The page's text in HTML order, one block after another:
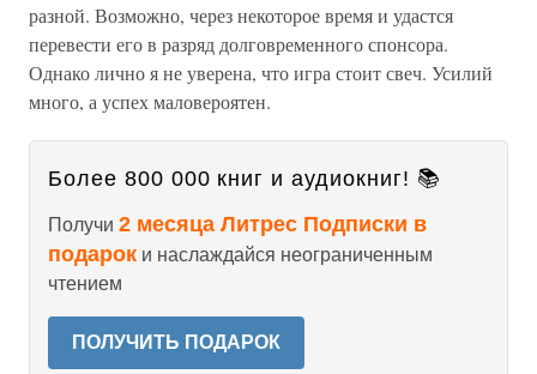
разной. Возможно, через некоторое время и удастся
перевести его в разряд долговременного спонсора.
Однако лично я не уверена, что игра стоит свеч. Усилий
много, а успех маловероятен.
Более 800 000 книг и аудиокниг! 📚
Получи 2 месяца Литрес Подписки в
подарок и наслаждайся неограниченным
чтением
ПОЛУЧИТЬ ПОДАРОК